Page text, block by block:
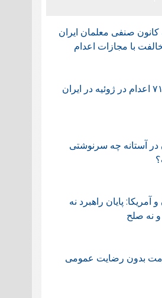
کانون صنفی معلمان ایران
با مجازات اعدام
در آستانه چه سرنوشتی
و آمریکا: پایان راهبرد نه
نه صلح
بدون رضایت عمومی